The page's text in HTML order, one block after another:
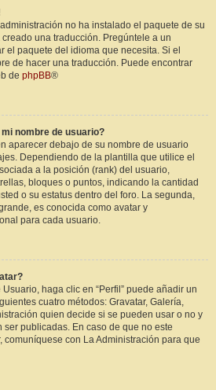
no ha instalado el paquete de su
una traducción. Pregúntele a un
el paquete del idioma que necesita. Si el
de hacer una traducción. Puede encontrar
de phpBB®
nombre de usuario?
aparecer debajo de su nombre de usuario
Dependiendo de la plantilla que utilice el
a la posición (rank) del usuario,
bloques o puntos, indicando la cantidad
o su estatus dentro del foro. La segunda,
es conocida como avatar y
para cada usuario.
haga clic en “Perfil” puede añadir un
cuatro métodos: Gravatar, Galería,
quien decide si se pueden usar o no y
publicadas. En caso de que no este
con La Administración para que